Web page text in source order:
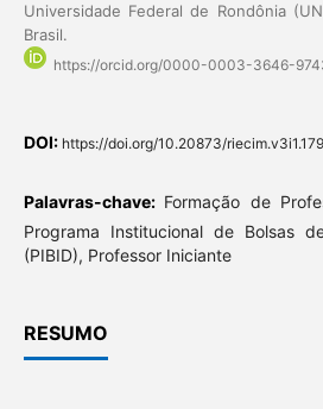
Universidade Federal de Rondônia
Brasil.
https://orcid.org/0000-0003-3646-
DOI: https://doi.org/10.20873/
Palavras-chave: Formação de
Programa Institucional de Bolsas
(PIBID), Professor Iniciante
RESUMO